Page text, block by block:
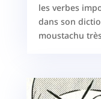
les verbes
dans son
moustachu